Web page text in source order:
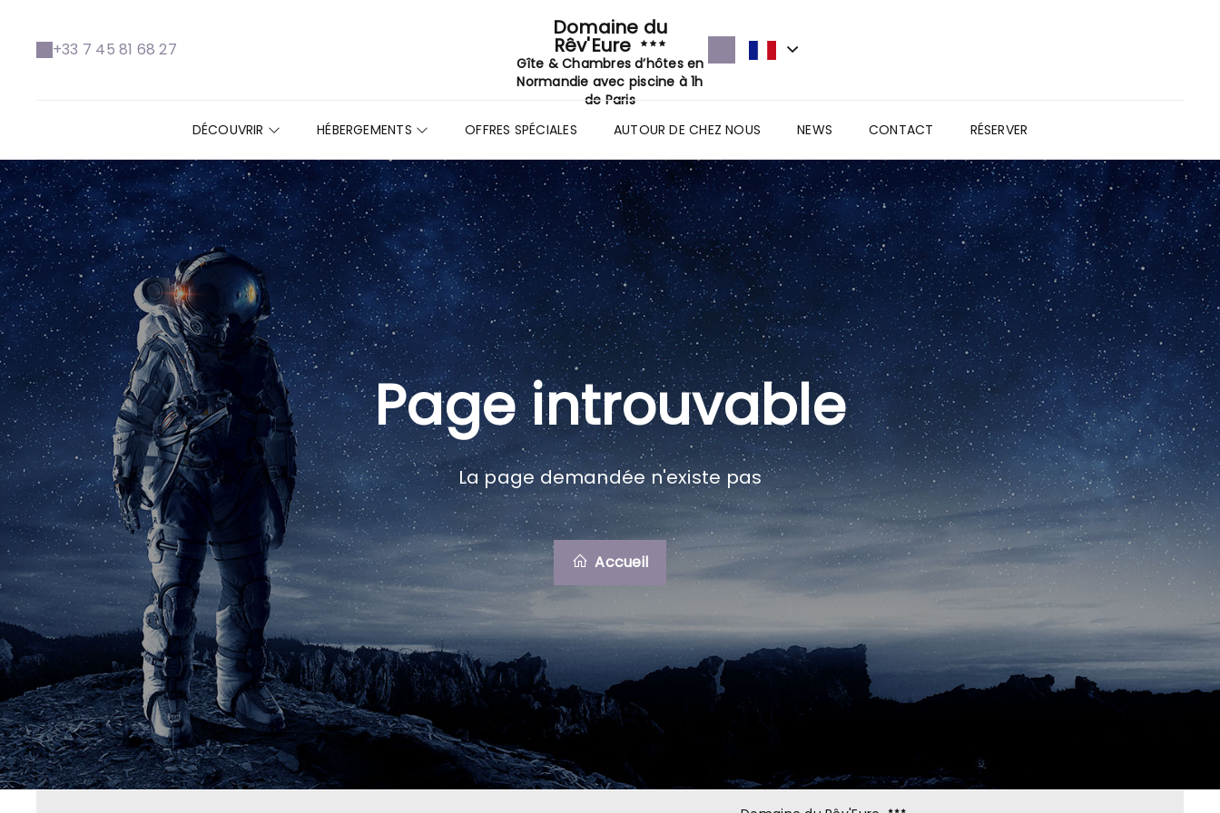
+33 7 45 81 68 27
Domaine du
Rêv'Eure
Gîte & Chambres d’hôtes en
Normandie avec piscine à 1h
de Paris
DÉCOUVRIR
HÉBERGEMENTS OFFRES SPÉCIALES AUTOUR DE CHEZ NOUS NEWS CONTACT RÉSERVER
Page introuvable
La page demandée n'existe pas
Accueil